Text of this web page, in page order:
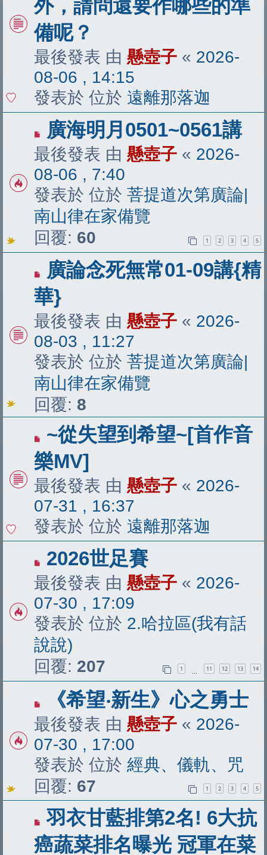
章
外，請問還要作哪些的準
備呢？
最後發表 由 懸壺子 « 2026-
08-06 , 14:15
發表於 位於 遠離那落迦
有
新
文
章
廣海明月0501~0561講
最後發表 由 懸壺子 « 2026-
08-06 , 7:40
發表於 位於 菩提道次第廣論|
南山律在家備覽
回覆: 60 1 2 3 4 5
有
新
文
章
廣論念死無常01-09講{精
華}
最後發表 由 懸壺子 « 2026-
08-03 , 11:27
發表於 位於 菩提道次第廣論|
南山律在家備覽
回覆: 8
有
新
文
章
~從失望到希望~[首作音
樂MV]
最後發表 由 懸壺子 « 2026-
07-31 , 16:37
發表於 位於 遠離那落迦
有
新
文
章
2026世足賽
最後發表 由 懸壺子 « 2026-
07-30 , 17:09
發表於 位於 2.哈拉區(我有話
說說)
回覆: 207 1 11 12 13 14
有
新
文
章
《希望‧新生》心之勇士
最後發表 由 懸壺子 « 2026-
07-30 , 17:00
發表於 位於 經典、儀軌、咒
回覆: 67 1 2 3 4 5
有
新
羽衣甘藍排第2名! 6大抗
癌蔬菜排名曝光 冠軍在菜